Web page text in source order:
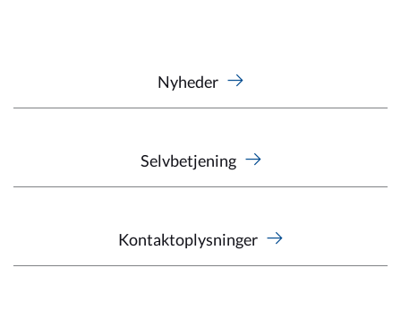
Nyheder
Selvbetjening
Kontaktoplysninger